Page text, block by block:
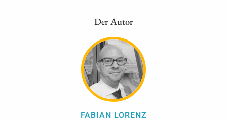
Der Autor
FABIAN LORENZ